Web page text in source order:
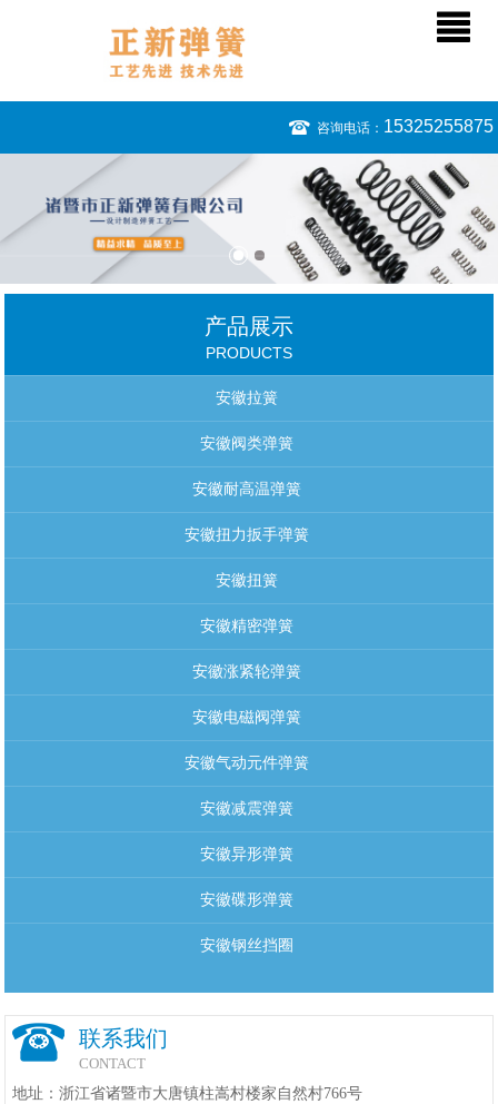
咨询电话： 15325255875
产品展示
PRODUCTS
安徽拉簧
安徽阀类弹簧
安徽耐高温弹簧
安徽扭力扳手弹簧
安徽扭簧
安徽精密弹簧
安徽涨紧轮弹簧
安徽电磁阀弹簧
安徽气动元件弹簧
安徽减震弹簧
安徽异形弹簧
安徽碟形弹簧
安徽钢丝挡圈
联系我们
CONTACT
地址：浙江省诸暨市大唐镇柱嵩村楼家自然村766号